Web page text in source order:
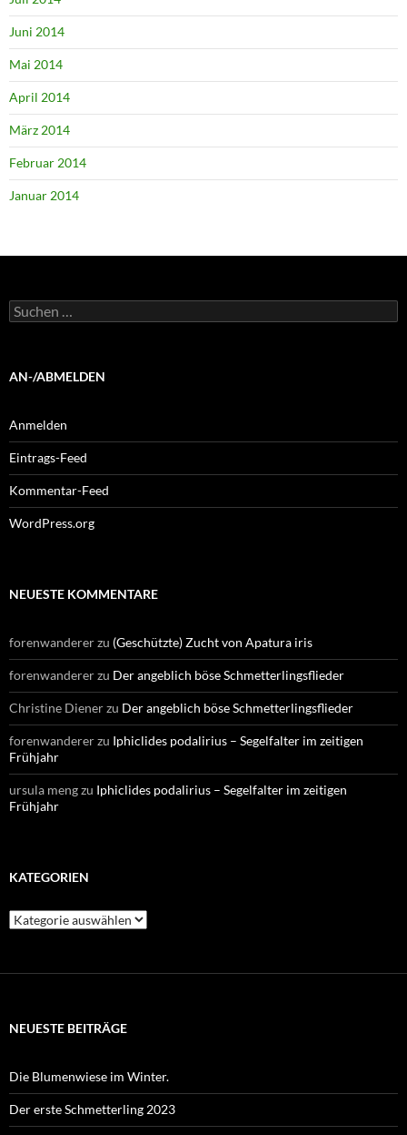
Juni 2014
Mai 2014
April 2014
März 2014
Februar 2014
Januar 2014
Suchen
nach:
AN-/ABMELDEN
Anmelden
Eintrags-Feed
Kommentar-Feed
WordPress.org
NEUESTE KOMMENTARE
forenwandererzu (Geschützte) Zucht von Apatura iris
forenwandererzu Der angeblich böse Schmetterlingsflieder
Christine Dienerzu Der angeblich böse Schmetterlingsflieder
forenwandererzu Iphiclides podalirius – Segelfalter im zeitigen
Frühjahr
ursula mengzu Iphiclides podalirius – Segelfalter im zeitigen
Frühjahr
KATEGORIEN
Kategorien
NEUESTE BEITRÄGE
Die Blumenwiese im Winter.
Der erste Schmetterling 2023